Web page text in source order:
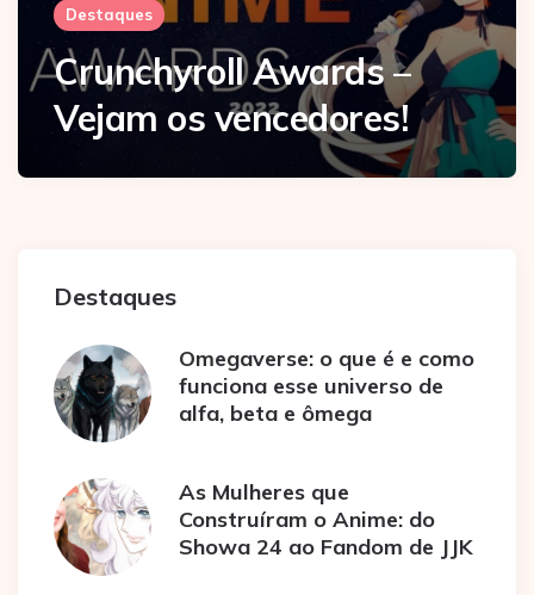
Destaques
Crunchyroll Awards –
Vejam os vencedores!
Destaques
Omegaverse: o que é e como
funciona esse universo de
alfa, beta e ômega
As Mulheres que
Construíram o Anime: do
Showa 24 ao Fandom de JJK